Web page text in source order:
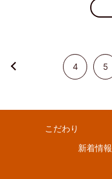
4 5
こだわり
新着情報